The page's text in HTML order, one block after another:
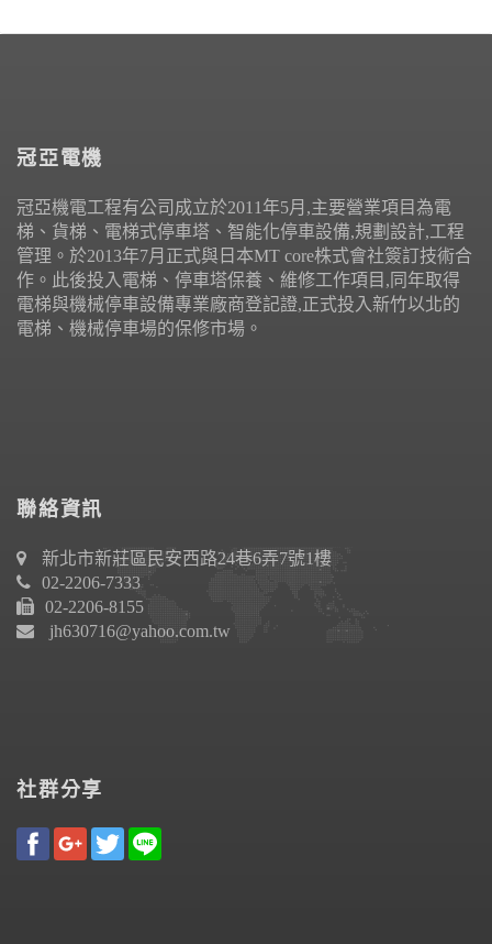
冠亞電機
冠亞機電工程有公司成立於2011年5月,主要營業項目為電
梯、貨梯、電梯式停車塔、智能化停車設備,規劃設計,工程
管理。於2013年7月正式與日本MT core株式會社簽訂技術合
作。此後投入電梯、停車塔保養、維修工作項目,同年取得
電梯與機械停車設備專業廠商登記證,正式投入新竹以北的
電梯、機械停車場的保修市場。
聯絡資訊
新北市新莊區民安西路24巷6弄7號1樓
02-2206-7333
02-2206-8155
jh630716@yahoo.com.tw
社群分享